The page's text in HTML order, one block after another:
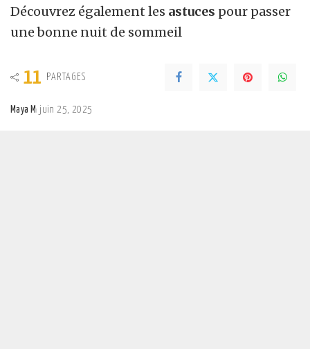
Découvrez également les astuces pour passer
une bonne nuit de sommeil
11 PARTAGES
Posted
Maya M juin 25, 2025